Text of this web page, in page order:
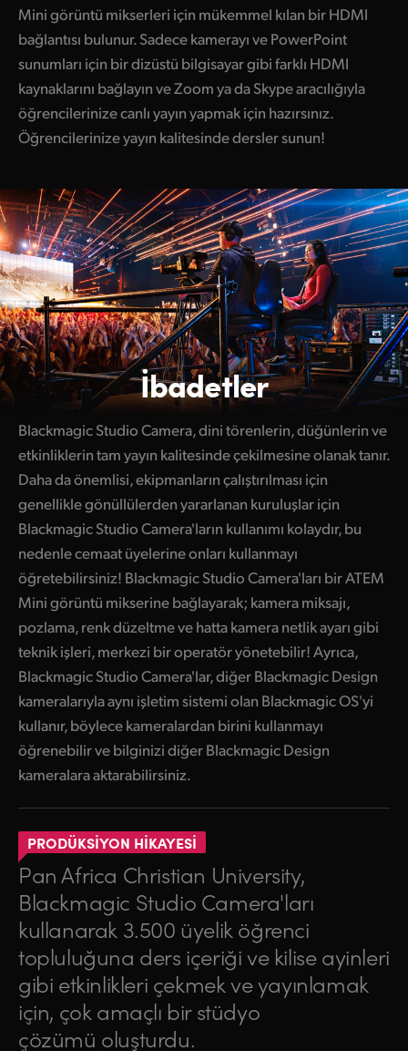
Mini görüntü mikserleri için mükemmel kılan bir HDMI
bağlantısı bulunur. Sadece kamerayı ve PowerPoint
sunumları için bir dizüstü bilgisayar gibi farklı HDMI
kaynaklarını bağlayın ve Zoom ya da Skype aracılığıyla
öğrencilerinize canlı yayın yapmak için hazırsınız.
Öğrencilerinize yayın kalitesinde dersler sunun!
İbadetler
Blackmagic Studio Camera, dini törenlerin, düğünlerin ve
etkinliklerin tam yayın kalitesinde çekilmesine olanak tanır.
Daha da önemlisi, ekipmanların çalıştırılması için
genellikle gönüllülerden yararlanan kuruluşlar için
Blackmagic Studio Camera'ların kullanımı kolaydır, bu
nedenle cemaat üyelerine onları kullanmayı
öğretebilirsiniz! Blackmagic Studio Camera'ları bir ATEM
Mini görüntü mikserine bağlayarak; kamera miksajı,
pozlama, renk düzeltme ve hatta kamera netlik ayarı gibi
teknik işleri, merkezi bir operatör yönetebilir! Ayrıca,
Blackmagic Studio Camera'lar, diğer Blackmagic Design
kameralarıyla aynı işletim sistemi olan Blackmagic OS'yi
kullanır, böylece kameralardan birini kullanmayı
öğrenebilir ve bilginizi diğer Blackmagic Design
kameralara aktarabilirsiniz.
PRODÜKSİYON HİKAYESİ
Pan Africa Christian University,
Blackmagic Studio Camera'ları
kullanarak 3.500 üyelik öğrenci
topluluğuna ders içeriği ve kilise ayinleri
gibi etkinlikleri çekmek ve yayınlamak
için, çok amaçlı bir stüdyo
çözümü oluşturdu.